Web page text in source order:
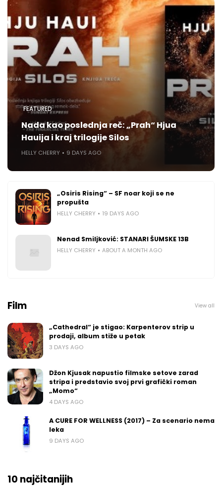
FEATURED
Nada kao poslednja reč: „Prah“ Hjua
Hauija i kraj trilogije Silos
HELLY CHERRY 9 DAYS AGO
„Osiris Rising“ – SF noar koji se ne
propušta
HELLY CHERRY 19 DAYS AGO
Nenad Smiljković: STANARI ŠUMSKE 13B
HELLY CHERRY ABOUT A MONTH AGO
Film View all
„Cathedral“ je stigao: Karpenterov strip u
prodaji, album stiže u petak
3 DAYS AGO
Džon Kjusak napustio filmske setove zarad
stripa i predstavio svoj prvi grafički roman
„Momo“
4 DAYS AGO
A CURE FOR WELLNESS (2017) – Za scenario nema
leka
9 DAYS AGO
10 najčitanijih